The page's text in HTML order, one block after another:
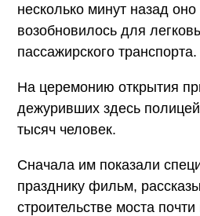
несколько минут назад
возобновилось для
пассажирского транспорта.
На церемонию открытия
дежуривших здесь
тысяч человек.
Сначала им показали
празднику фильм,
строительстве моста